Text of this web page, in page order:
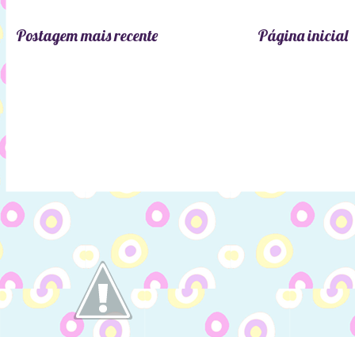
Postagem mais recente Página inicial